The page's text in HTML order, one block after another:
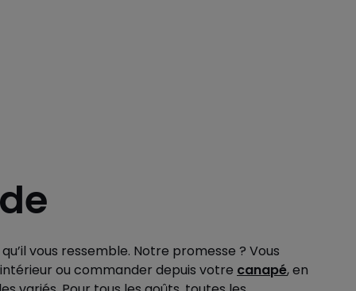
vous ressemble. Notre promesse ? Vous
ou commander depuis votre canapé, en